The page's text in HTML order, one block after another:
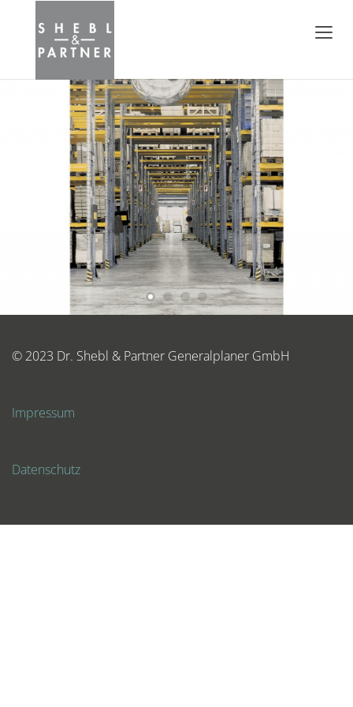
© 2023 Dr. Shebl & Partner Generalplaner GmbH
Impressum
Datenschutz